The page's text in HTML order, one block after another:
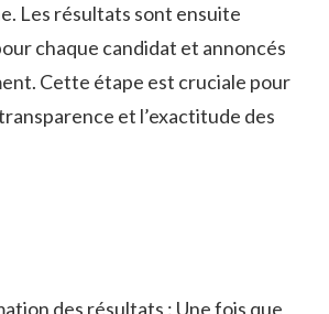
Les résultats sont ensuite
chaque candidat ‌et ⁢annoncés
Cette étape est ⁤cruciale pour
et l’exactitude⁢ des
⁣des résultats : Une‌ fois que​